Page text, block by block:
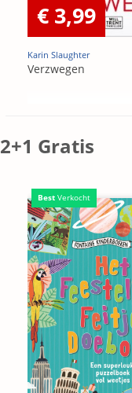
€ 3,99
Karin Slaughter
Verzwegen
2+1 Gratis
Best Verkocht